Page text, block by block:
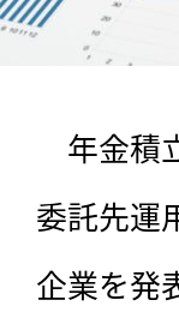
年金積
委託先運
企業を発